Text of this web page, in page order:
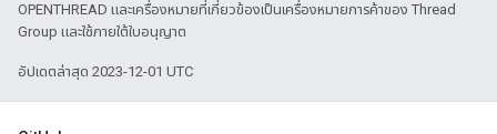
OPENTHREAD และเครื่องหมายที่เกี่ยวข้องเป็นเครื่องหมายการค้าของ Thread
Group และใช้ภายใต้ใบอนุญาต
อัปเดตล่าสุด 2023-12-01 UTC